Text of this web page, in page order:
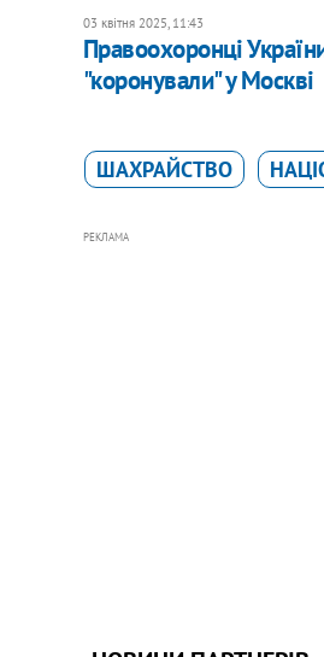
03 квітня 2025, 11:43
Правоохоронці
"коронували" у Москві
ШАХРАЙСТВО
РЕКЛАМА